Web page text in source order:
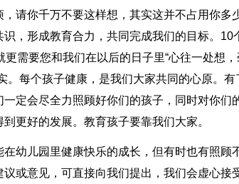
请你千万不要这样想，其实这并不占用你多
，形成教育合力，共同完成我们的目标。10
需要您和我们在以后的日子里“心往一处想，
。每个孩子健康，是我们大家共同的心原。有
定会尽全力照顾好你们的孩子，同时对你们
更好的发展。教育孩子要靠我们大家。
幼儿园里健康快乐的成长，但有时也有照顾
或意见，可直接向我们提出，我们会虚心接